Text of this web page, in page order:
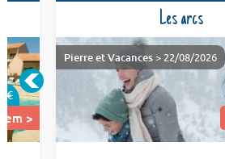
>
Les arcs
Pierre et Vacances> 22/08/2026